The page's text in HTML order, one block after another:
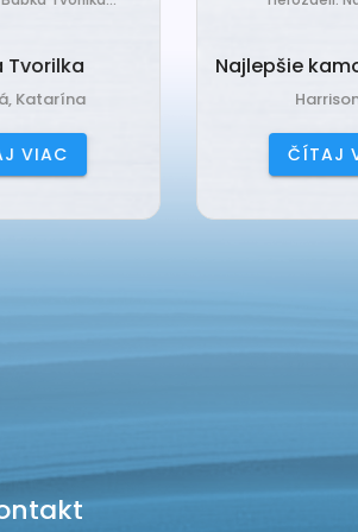
Najlepšie kamošky naveky